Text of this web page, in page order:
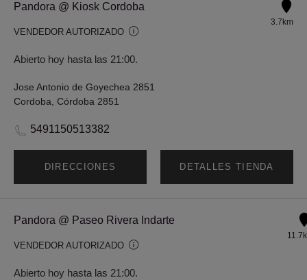
Pandora @ Kiosk Cordoba
VENDEDOR AUTORIZADO
Abierto hoy hasta las 21:00.
3.7km
Jose Antonio de Goyechea 2851
Cordoba, Córdoba 2851
5491150513382
DIRECCIONES DETALLES TIENDA
Pandora @ Paseo Rivera Indarte
VENDEDOR AUTORIZADO
Abierto hoy hasta las 21:00.